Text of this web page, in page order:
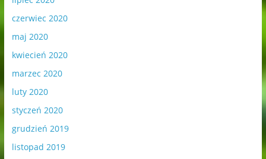
czerwiec 2020
maj 2020
kwiecień 2020
marzec 2020
luty 2020
styczeń 2020
grudzień 2019
listopad 2019